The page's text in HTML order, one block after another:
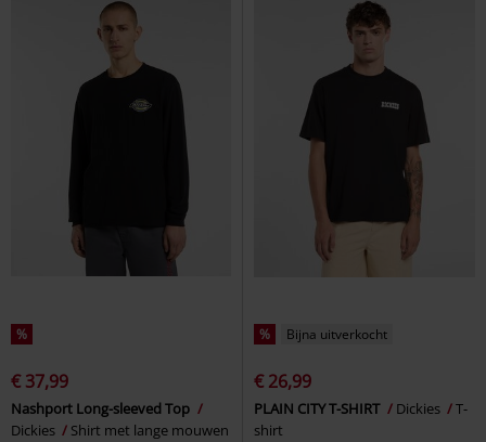
%
€ 37,99
Nashport Long-sleeved Top
Dickies
Shirt met lange mouwen
% Bijna uitverkocht
€ 26,99
PLAIN CITY T-SHIRT Dickies
T-
shirt